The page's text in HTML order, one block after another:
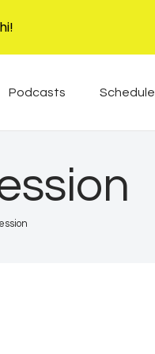
Podcasts Schedule